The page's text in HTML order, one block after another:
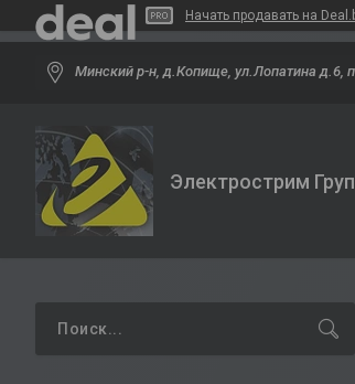
Начать продавать на
Минский р-н, д.Копище, ул.Лопатина д.6,
Электрострим